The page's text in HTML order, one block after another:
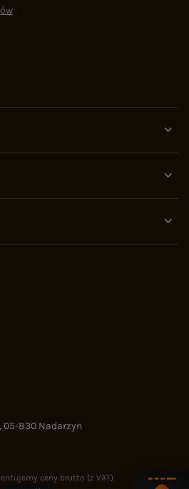
,05-830 Nadarzyn
ceny brutto (z VAT).